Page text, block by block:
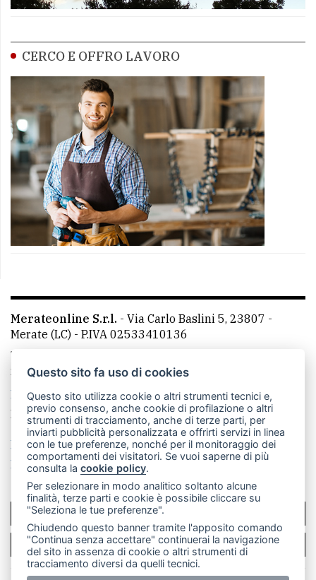
CERCO E OFFRO LAVORO
Merateonline S.r.l. - Via Carlo Baslini 5, 23807 -
Merate (LC) - P.IVA 02533410136
Telefono:
mail: redazione@merateonline.it
La redazione
CasateOnline LeccoOnline
RSS
Made by VIP
Privacy policy
Cookie policy
Rivedi le tue scelte sui cookie
SCRIVICI
PER LA TUA PUBBLICITÀ
Questo sito fa uso di cookies
Questo sito utilizza cookie o altri strumenti tecnici e,
previo consenso, anche cookie di profilazione o altri
strumenti di tracciamento, anche di terze parti, per
inviarti pubblicità personalizzata e offrirti servizi in linea
con le tue preferenze, nonché per il monitoraggio dei
comportamenti dei visitatori. Se vuoi saperne di più
consulta lacookie policy.
Per selezionare in modo analitico soltanto alcune
finalità, terze parti e cookie è possibile cliccare su
"Seleziona le tue preferenze".
Chiudendo questo banner tramite l'apposito comando
"Continua senza accettare" continuerai la navigazione
del sito in assenza di cookie o altri strumenti di
tracciamento diversi da quelli tecnici.